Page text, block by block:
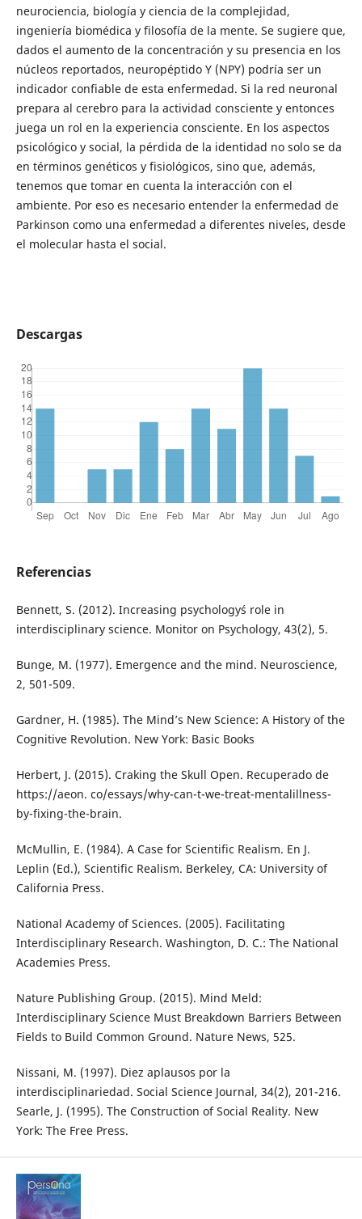
neurociencia, biología y ciencia de la complejidad,
ingeniería biomédica y filosofía de la mente. Se sugiere que,
dados el aumento de la concentración y su presencia en los
núcleos reportados, neuropéptido Y (NPY) podría ser un
indicador confiable de esta enfermedad. Si la red neuronal
prepara al cerebro para la actividad consciente y entonces
juega un rol en la experiencia consciente. En los aspectos
psicológico y social, la pérdida de la identidad no solo se da
en términos genéticos y fisiológicos, sino que, además,
tenemos que tomar en cuenta la interacción con el
ambiente. Por eso es necesario entender la enfermedad de
Parkinson como una enfermedad a diferentes niveles, desde
el molecular hasta el social.
Descargas
Referencias
Bennett, S. (2012). Increasing psychology´s role in
interdisciplinary science. Monitor on Psychology, 43(2), 5.
Bunge, M. (1977). Emergence and the mind. Neuroscience,
2, 501-509.
Gardner, H. (1985). The Mind’s New Science: A History of the
Cognitive Revolution. New York: Basic Books
Herbert, J. (2015). Craking the Skull Open. Recuperado de
https://aeon. co/essays/why-can-t-we-treat-mentalillness-
by-fixing-the-brain.
McMullin, E. (1984). A Case for Scientific Realism. En J.
Leplin (Ed.), Scientific Realism. Berkeley, CA: University of
California Press.
National Academy of Sciences. (2005). Facilitating
Interdisciplinary Research. Washington, D. C.: The National
Academies Press.
Nature Publishing Group. (2015). Mind Meld:
Interdisciplinary Science Must Breakdown Barriers Between
Fields to Build Common Ground. Nature News, 525.
Nissani, M. (1997). Diez aplausos por la
interdisciplinariedad. Social Science Journal, 34(2), 201-216.
Searle, J. (1995). The Construction of Social Reality. New
York: The Free Press.